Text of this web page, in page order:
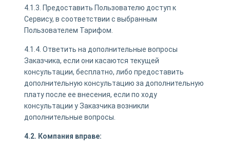
4.1.3. Предоставить Пользователю доступ к
Сервису, в соответствии с выбранным
Пользователем Тарифом.
4.1.4. Ответить на дополнительные вопросы
Заказчика, если они касаются текущей
консультации, бесплатно, либо предоставить
дополнительную консультацию за дополнительную
плату после ее внесения, если по ходу
консультации у Заказчика возникли
дополнительные вопросы.
4.2. Компания вправе: